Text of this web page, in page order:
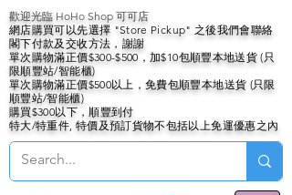
歡迎光臨 HoHo Shop 可可店
網店購買可以先選擇 "Store Pickup" 之後我們會聯絡
閣下付款及交收方法，謝謝
單次購物滿正價$300-$500，加$10包順豐本地送貨 (只
限順豐站/智能櫃)
單次購物滿正價$500以上，免費包順豐本地送貨 (只限
順豐站/智能櫃)
購買$300以下，順豐到付
特大/特重件, 特價及預訂貨物不包括以上免運優惠之內